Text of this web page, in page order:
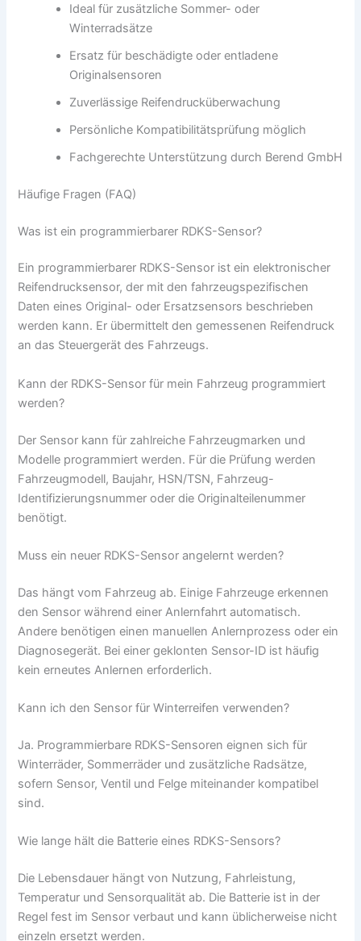
Ideal für zusätzliche Sommer- oder
Winterradsätze
Ersatz für beschädigte oder entladene
Originalsensoren
Zuverlässige Reifendrucküberwachung
Persönliche Kompatibilitätsprüfung möglich
Fachgerechte Unterstützung durch Berend GmbH
Häufige Fragen (FAQ)
Was ist ein programmierbarer RDKS-Sensor?
Ein programmierbarer RDKS-Sensor ist ein elektronischer
Reifendrucksensor, der mit den fahrzeugspezifischen
Daten eines Original- oder Ersatzsensors beschrieben
werden kann. Er übermittelt den gemessenen Reifendruck
an das Steuergerät des Fahrzeugs.
Kann der RDKS-Sensor für mein Fahrzeug programmiert
werden?
Der Sensor kann für zahlreiche Fahrzeugmarken und
Modelle programmiert werden. Für die Prüfung werden
Fahrzeugmodell, Baujahr, HSN/TSN, Fahrzeug-
Identifizierungsnummer oder die Originalteilenummer
benötigt.
Muss ein neuer RDKS-Sensor angelernt werden?
Das hängt vom Fahrzeug ab. Einige Fahrzeuge erkennen
den Sensor während einer Anlernfahrt automatisch.
Andere benötigen einen manuellen Anlernprozess oder ein
Diagnosegerät. Bei einer geklonten Sensor-ID ist häufig
kein erneutes Anlernen erforderlich.
Kann ich den Sensor für Winterreifen verwenden?
Ja. Programmierbare RDKS-Sensoren eignen sich für
Winterräder, Sommerräder und zusätzliche Radsätze,
sofern Sensor, Ventil und Felge miteinander kompatibel
sind.
Wie lange hält die Batterie eines RDKS-Sensors?
Die Lebensdauer hängt von Nutzung, Fahrleistung,
Temperatur und Sensorqualität ab. Die Batterie ist in der
Regel fest im Sensor verbaut und kann üblicherweise nicht
einzeln ersetzt werden.